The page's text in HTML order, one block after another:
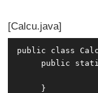
Calcu.java
public class
public
     }